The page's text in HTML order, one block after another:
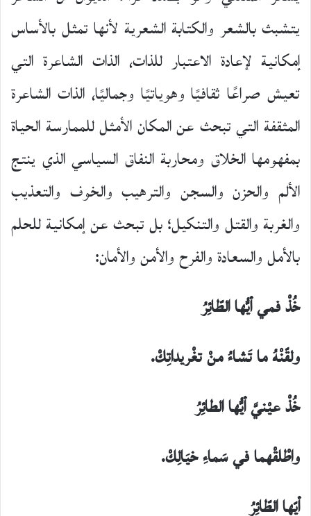
يتشبث بالشعر والكتابة الشعرية لأنها تمثل بالأساس
إمكانية لإعادة الاعتبار للذات، الذات الشاعرة التي
تعيش صراعًا ثقافيًا وهوياتيًا وجماليًا، الذات الشاعرة
المثقفة التي تبحث عن المكان الأمثل للممارسة الحياة
بمفهومها الخلاق ومحاربة النفاق السياسي الذي ينتج
الألم والحزن والسجن والترهيب والخوف والتعذيب
والغربة والقتل والتنكيل؛ بل تبحث عن إمكانية للحلم
بالأمل والسعادة والفرح والأمن والأمان:
خُذْ فمي أيُّها الطّائِرُ
ولقّنْهُ ما تَشاءُ منْ تغْريداتِكْ.
خُذْ عيْنيَّ أيُّها الطائِرُ
واطْلقْهما في سَماءِ خيَالِكْ.
أيّها الطّائِرُ